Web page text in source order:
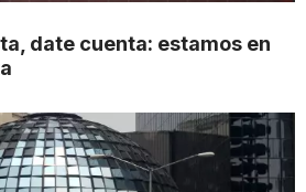
date cuenta: estamos en